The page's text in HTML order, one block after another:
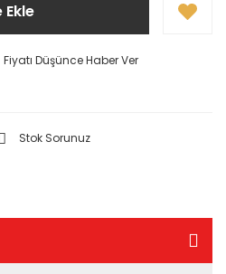
Ekle
Fiyatı Düşünce Haber Ver
Stok Sorunuz